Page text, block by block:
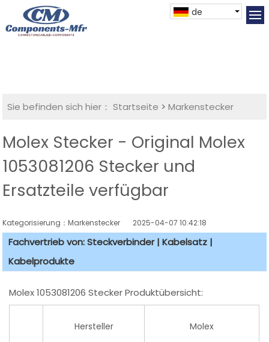
de
Sie befinden sich hier： Startseite >Markenstecker
Molex Stecker - Original Molex
1053081206 Stecker und
Ersatzteile verfügbar
Kategorisierung：Markenstecker 2025-04-07 10:42:18
Fachvertrieb von: Steckverbinder | Kabelsatz |
Kabelprodukte
Molex 1053081206 Stecker Produktübersicht:
Hersteller Molex